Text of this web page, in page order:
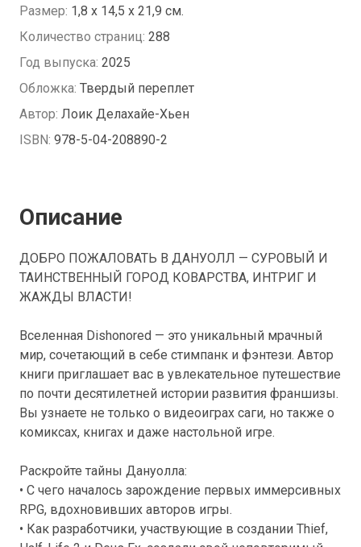
Размер: 1,8 x 14,5 x 21,9 см.
Количество страниц: 288
Год выпуска: 2025
Обложка: Твердый переплет
Автор: Лоик Делахайе-Хьен
ISBN: 978-5-04-208890-2
Описание
ДОБРО ПОЖАЛОВАТЬ В ДАНУОЛЛ — СУРОВЫЙ И
ТАИНСТВЕННЫЙ ГОРОД КОВАРСТВА, ИНТРИГ И
ЖАЖДЫ ВЛАСТИ!
Вселенная Dishonored — это уникальный мрачный
мир, сочетающий в себе стимпанк и фэнтези. Автор
книги приглашает вас в увлекательное путешествие
по почти десятилетней истории развития франшизы.
Вы узнаете не только о видеоиграх саги, но также о
комиксах, книгах и даже настольной игре.
Раскройте тайны Дануолла:
• С чего началось зарождение первых иммерсивных
RPG, вдохновивших авторов игры.
• Как разработчики, участвующие в создании Thief,